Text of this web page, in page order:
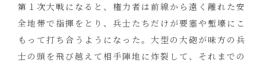
第１次大戦になると、権力者は前線から遠く離れた安
全地帯で指揮をとり、兵士たちだけが要塞や塹壕にこ
もって打ち合うようになった。大型の大砲が味方の兵
士の頭を飛び越えて相手陣地に炸裂して、それまでの